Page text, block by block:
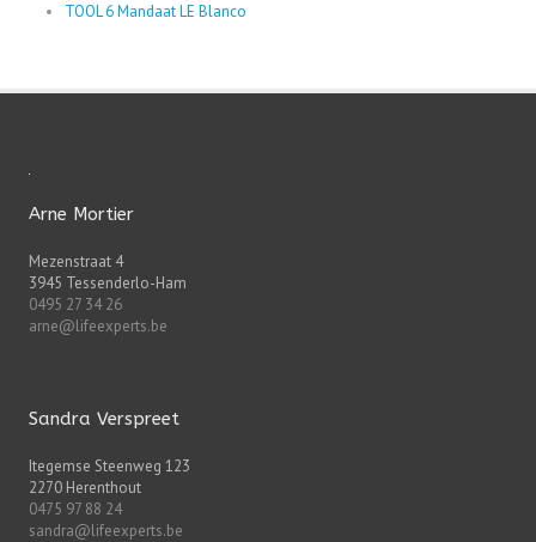
TOOL 6 Mandaat LE Blanco
Arne Mortier
Mezenstraat 4
3945 Tessenderlo-Ham
0495 27 34 26
arne@lifeexperts.be
Sandra Verspreet
Itegemse Steenweg 123
2270 Herenthout
0475 97 88 24
sandra@lifeexperts.be